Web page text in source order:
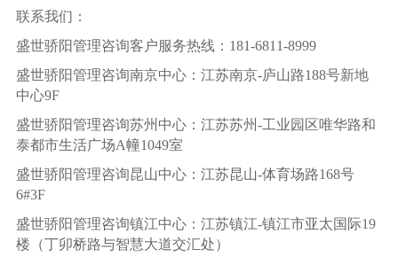
联系我们：
盛世骄阳管理咨询客户服务热线：181-6811-8999
盛世骄阳管理咨询南京中心：江苏南京-庐山路188号新地
中心9F
盛世骄阳管理咨询苏州中心：江苏苏州-工业园区唯华路和
泰都市生活广场A幢1049室
盛世骄阳管理咨询昆山中心：江苏昆山-体育场路168号
6#3F
盛世骄阳管理咨询镇江中心：江苏镇江-镇江市亚太国际19
楼（丁卯桥路与智慧大道交汇处）